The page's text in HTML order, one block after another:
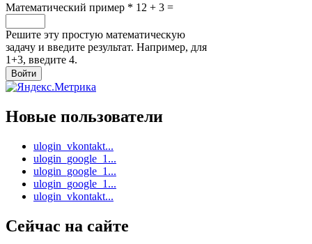
Математический пример * 12 + 3 =
Решите эту простую математическую
задачу и введите результат. Например, для
1+3, введите 4.
Новые пользователи
ulogin_vkontakt...
ulogin_google_1...
ulogin_google_1...
ulogin_google_1...
ulogin_vkontakt...
Сейчас на сайте